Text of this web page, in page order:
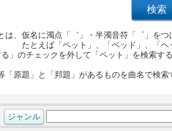
は、仮名に濁点「゛」・半濁音符「゜」を
たとえば「ペット」、「ベッド」、「
る」のチェックを外して「ペット」を検索
「原題」と「邦題」があるものを曲名で検